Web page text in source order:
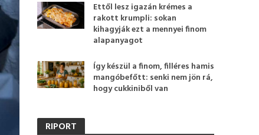
Ettől lesz igazán krémes a
rakott krumpli: sokan
kihagyják ezt a mennyei finom
alapanyagot
Így készül a finom, filléres hamis
mangóbefőtt: senki nem jön rá,
hogy cukkiniből van
RIPORT